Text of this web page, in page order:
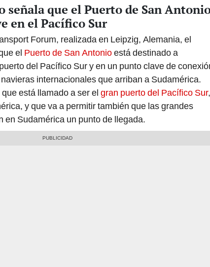
en el Pacífico Sur
Forum, realizada en Leipzig, Alemania, el
elPuerto de San Antonioestá destinado a
del Pacífico Sur y en un punto clave de conexión
internacionales que arriban a Sudamérica.
está llamado a ser elgran puerto del Pacífico Sur
y que va a permitir también que las grandes
en Sudamérica un punto de llegada.